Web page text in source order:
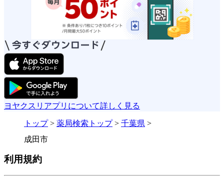
ヨヤクスリアプリについて詳しく見る
トップ> 薬局検索トップ> 千葉県 >
成田市
利用規約